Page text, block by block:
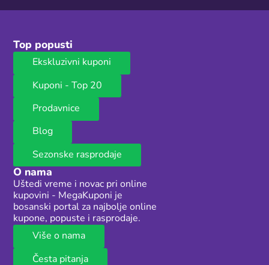
Top popusti
Ekskluzivni kuponi
Kuponi - Top 20
Prodavnice
Blog
Sezonske rasprodaje
O nama
Uštedi vreme i novac pri online
kupovini - MegaKuponi je
bosanski portal za najbolje online
kupone, popuste i rasprodaje.
Više o nama
Česta pitanja